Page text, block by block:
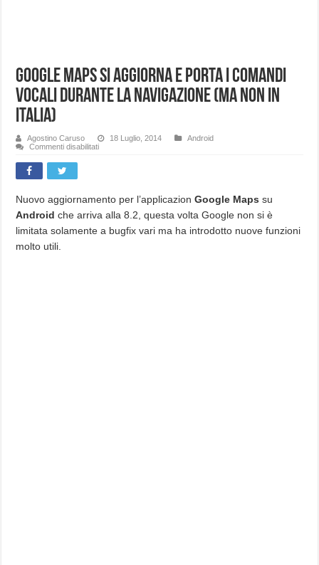
Google Maps si aggiorna e porta i comandi
vocali durante la navigazione (ma non in
Italia)
Agostino Caruso 18 Luglio, 2014
Android
Commenti disabilitatisu
porta
i
comandi
durante
Nuovo aggiornamento per l’applicazionGoogle Maps su
Android che arriva alla 8.2, questa volta Google non si è
limitata solamente a bugfix vari ma ha introdotto nuove funzioni
molto utili.